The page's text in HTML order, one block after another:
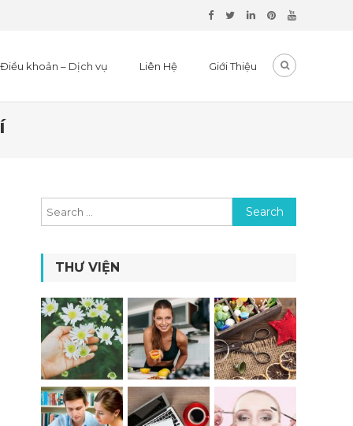
Điều khoản – Dịch vụ Liên Hệ Giới Thiệu
Search for:
THƯ VIỆN